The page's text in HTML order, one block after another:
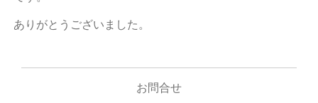
ありがとうございました。
お問合せ